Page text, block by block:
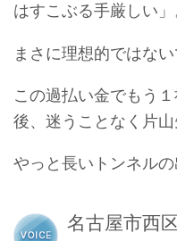
はすこぶる手厳しい」
まさに理想的ではない
この過払い金でもう
後、迷うことなく片山
やっと長いトンネルの
名古屋市西